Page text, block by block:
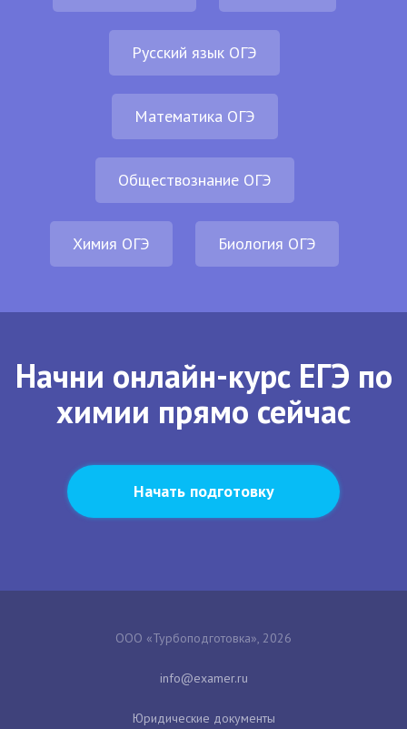
Русский язык ОГЭ
Математика ОГЭ
Обществознание ОГЭ
Химия ОГЭ Биология ОГЭ
Начни онлайн-курс ЕГЭ по
химии прямо сейчас
Начать подготовку
ООО «Турбоподготовка», 2026
Юридические документы